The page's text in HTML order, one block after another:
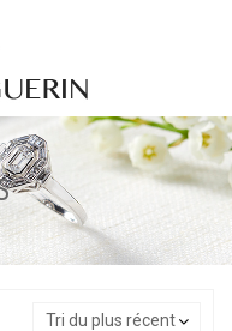
Tri du plus récent